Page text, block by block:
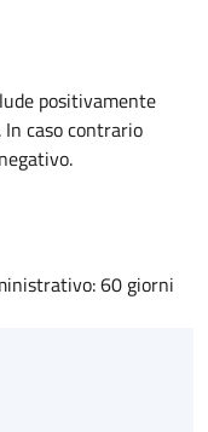
positivamente
In caso contrario
60 giorni